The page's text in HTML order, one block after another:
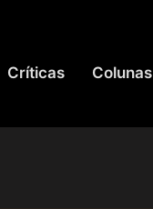
Críticas Colunas